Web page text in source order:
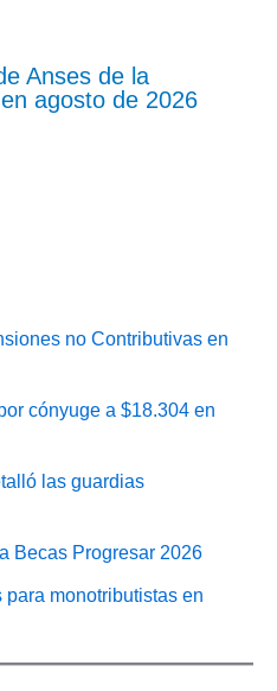
Anses de la
agosto de 2026
no Contributivas en
cónyuge a $18.304 en
las guardias
Becas Progresar 2026
monotributistas en